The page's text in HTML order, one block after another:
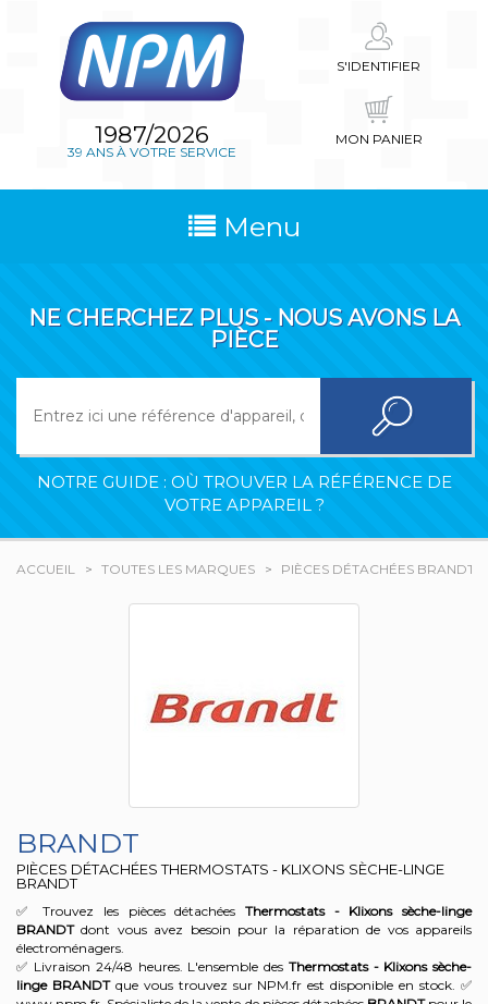
1987/2026
39 ANS À VOTRE SERVICE
S'IDENTIFIER
MON PANIER
Menu
NE CHERCHEZ PLUS - NOUS AVONS LA
PIÈCE
NOTRE GUIDE : OÙ TROUVER LA RÉFÉRENCE DE
VOTRE APPAREIL ?
ACCUEIL TOUTES LES MARQUES PIÈCES DÉTACHÉES BRANDT
BRANDT
PIÈCES DÉTACHÉES THERMOSTATS - KLIXONS SÈCHE-LINGE
BRANDT
✅ Trouvez les pièces détachées Thermostats - Klixons sèche-linge
BRANDTdont vous avez besoin pour la réparation de vos appareils
électroménagers.
✅ Livraison 24/48 heures. L'ensemble des Thermostats - Klixons sèche-
linge BRANDTque vous trouvez sur NPM.fr est disponible en stock. ✅